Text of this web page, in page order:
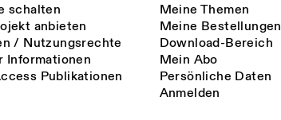
schalten
anbieten
/ Nutzungsrechte
Informationen
Publikationen
Meine Themen
Meine Bestellungen
Download-Bereich
Mein Abo
Persönliche Daten
Anmelden